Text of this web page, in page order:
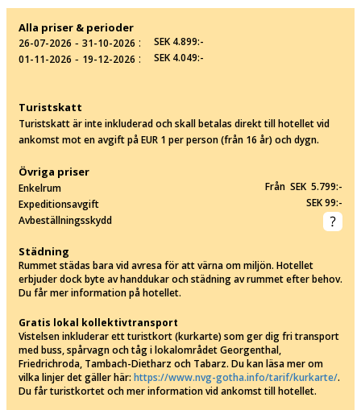
Alla priser & perioder
26-07-2026 ‐ 31-10-2026 :
SEK 4.899:-
01-11-2026 ‐ 19-12-2026 : SEK 4.049:-
Turistskatt
Turistskatt är inte inkluderad och skall betalas direkt till hotellet vid
ankomst mot en avgift på EUR 1 per person (från 16 år) och dygn.
Övriga priser
Enkelrum
Från SEK 5.799:-
Expeditionsavgift
SEK 99:-
Avbeställningsskydd
Städning
Rummet städas bara vid avresa för att värna om miljön. Hotellet
erbjuder dock byte av handdukar och städning av rummet efter behov.
Du får mer information på hotellet.
Gratis lokal kollektivtransport
Vistelsen inkluderar ett turistkort (kurkarte) som ger dig fri transport
med buss, spårvagn och tåg i lokalområdet Georgenthal,
Friedrichroda, Tambach-Dietharz och Tabarz. Du kan läsa mer om
vilka linjer det gäller här: https://www.nvg-gotha.info/tarif/kurkarte/.
Du får turistkortet och mer information vid ankomst till hotellet.